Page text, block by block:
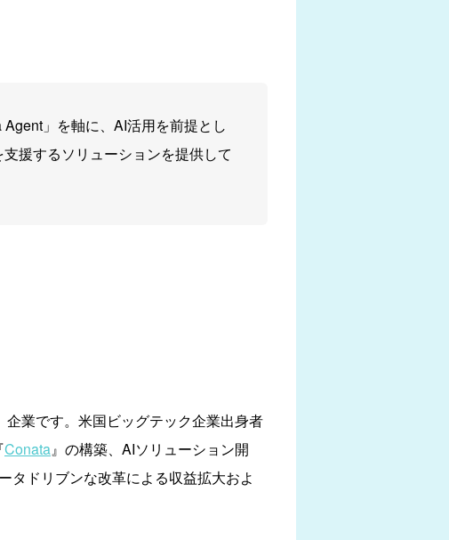
」を軸に、AI活用を前提とし
援するソリューションを提供して
業です。米国ビッグテック企業出身者
Conata』の構築、AIソリューション開
タドリブンな改革による収益拡大およ